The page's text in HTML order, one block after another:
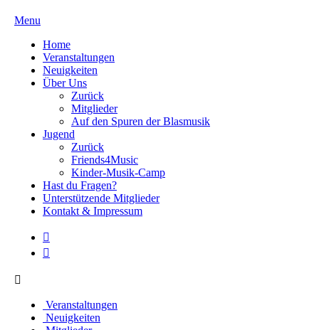
Menu
Home
Veranstaltungen
Neuigkeiten
Über Uns
Zurück
Mitglieder
Auf den Spuren der Blasmusik
Jugend
Zurück
Friends4Music
Kinder-Musik-Camp
Hast du Fragen?
Unterstützende Mitglieder
Kontakt & Impressum
Veranstaltungen
Neuigkeiten